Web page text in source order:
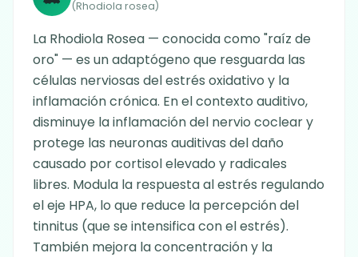
(Rhodiola rosea)
La Rhodiola Rosea — conocida como "raíz de
oro" — es un adaptógeno que resguarda las
células nerviosas del estrés oxidativo y la
inflamación crónica. En el contexto auditivo,
disminuye la inflamación del nervio coclear y
protege las neuronas auditivas del daño
causado por cortisol elevado y radicales
libres. Modula la respuesta al estrés regulando
el eje HPA, lo que reduce la percepción del
tinnitus (que se intensifica con el estrés).
También mejora la concentración y la